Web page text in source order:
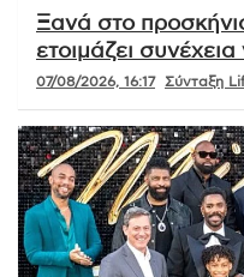
Ξανά στο
ετοιμάζει
07/08/2026, 16:17 Σύνταξη